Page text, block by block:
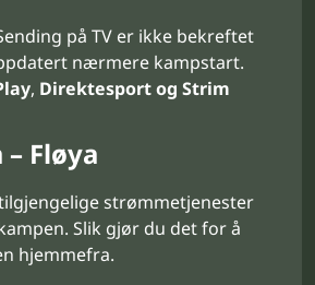
på TV er ikke bekreftet
nærmere kampstart.
, Direktesport og Strim
Fløya
strømmetjenester
Slik gjør du det for å
hjemmefra.